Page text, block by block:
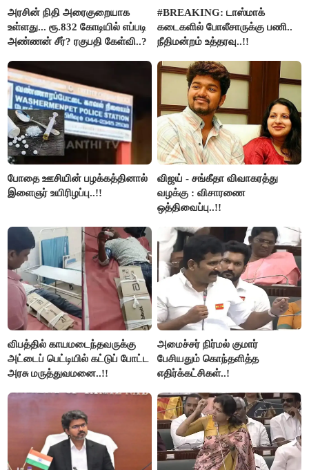
அரசின் நிதி அரைகுறையாக
உள்ளது... ரூ.832 கோடியில் எப்படி
அண்ணன் சீர்? ரகுபதி கேள்வி..?
#BREAKING: டாஸ்மாக்
கடைகளில் போலீசாருக்கு பணி..
நீதிமன்றம் உத்தரவு..!!
போதை ஊசியின் பழக்கத்தினால்
இளைஞர் உயிரிழப்பு..!!
விஜய் - சங்கீதா விவாகரத்து
வழக்கு : விசாரணை
ஒத்திவைப்பு..!!
விபத்தில் காயமடைந்தவருக்கு
அட்டைப் பெட்டியில் கட்டுப் போட்ட
அரசு மருத்துவமனை..!!
அமைச்சர் நிர்மல் குமார்
பேசியதும் கொந்தளித்த
எதிர்க்கட்சிகள்..!